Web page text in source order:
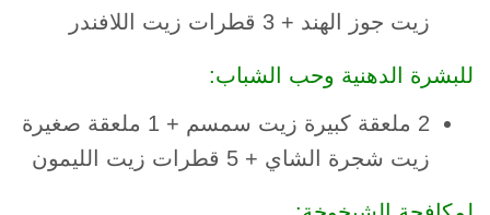
زيت جوز الهند + 3 قطرات زيت اللافندر
للبشرة الدهنية وحب الشباب:
2 ملعقة كبيرة زيت سمسم + 1 ملعقة صغيرة
زيت شجرة الشاي + 5 قطرات زيت الليمون